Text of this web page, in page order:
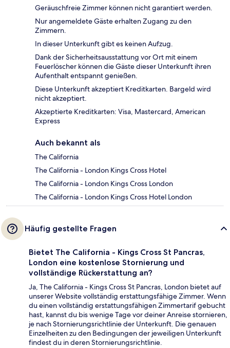
Geräuschfreie Zimmer können nicht garantiert werden.
Nur angemeldete Gäste erhalten Zugang zu den
Zimmern.
In dieser Unterkunft gibt es keinen Aufzug.
Dank der Sicherheitsausstattung vor Ort mit einem
Feuerlöscher können die Gäste dieser Unterkunft ihren
Aufenthalt entspannt genießen.
Diese Unterkunft akzeptiert Kreditkarten. Bargeld wird
nicht akzeptiert.
Akzeptierte Kreditkarten: Visa, Mastercard, American
Express
Auch bekannt als
The California
The California - London Kings Cross Hotel
The California - London Kings Cross London
The California - London Kings Cross Hotel London
Häufig gestellte Fragen
Bietet The California - Kings Cross St Pancras,
London eine kostenlose Stornierung und
vollständige Rückerstattung an?
Ja, The California - Kings Cross St Pancras, London bietet auf
unserer Website vollständig erstattungsfähige Zimmer. Wenn
du einen vollständig erstattungsfähigen Zimmertarif gebucht
hast, kannst du bis wenige Tage vor deiner Anreise stornieren,
je nach Stornierungsrichtlinie der Unterkunft. Die genauen
Einzelheiten zu den Bedingungen der jeweiligen Unterkunft
findest du in deren Stornierungsrichtlinie.